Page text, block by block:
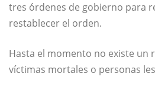
tres órdenes de gobierno para
restablecer el orden.
Hasta el momento no existe un
víctimas mortales o personas